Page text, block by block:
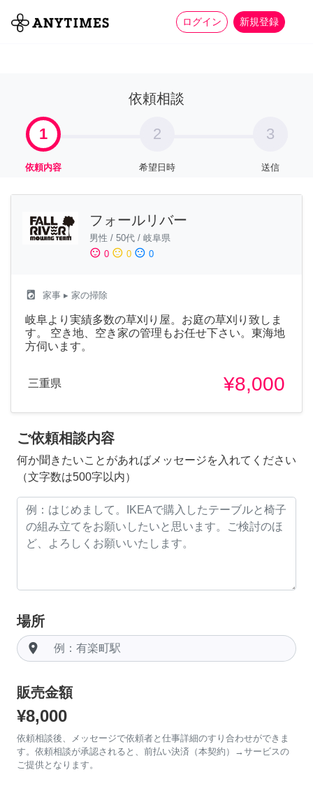
ログイン 新規登録
全て 家事 more_horiz
依頼相談
1
依頼内容
2
希望日時
3
送信
フォールリバー
男性 / 50代 / 岐阜県
sentiment_satisfied 0 sentiment_neutral 0 sentiment_dissatisfied 0
local_laundry_service 家事 ▸ 家の掃除
岐阜より実績多数の草刈り屋。お庭の草刈り致しま
す。 空き地、空き家の管理もお任せ下さい。東海地
方伺います。
三重県 ¥8,000
ご依頼相談内容
何か聞きたいことがあればメッセージを入れてください
（文字数は500字以内）
場所
room
販売金額
¥8,000
依頼相談後、メッセージで依頼者と仕事詳細のすり合わせができま
す。依頼相談が承認されると、前払い決済（本契約）→サービスの
ご提供となります。